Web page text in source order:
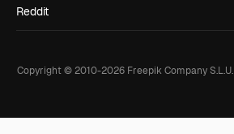
Reddit
Copyright © 2010-2026Freepik Company S.L.U.